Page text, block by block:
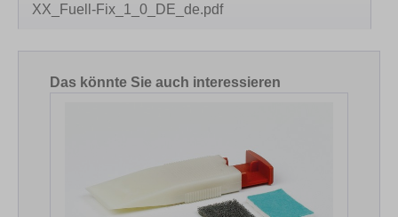
XX_Fuell-Fix_1_0_DE_de.pdf
Produktgalerie überspringen
Das könnte Sie auch interessieren